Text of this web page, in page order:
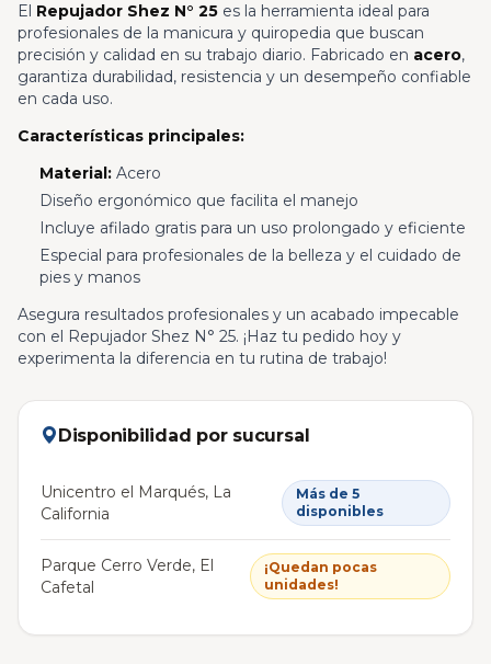
El Repujador Shez N° 25 es la herramienta ideal para
profesionales de la manicura y quiropedia que buscan
precisión y calidad en su trabajo diario. Fabricado en acero,
garantiza durabilidad, resistencia y un desempeño confiable
en cada uso.
Características principales:
Material:Acero
Diseño ergonómico que facilita el manejo
Incluye afilado gratis para un uso prolongado y eficiente
Especial para profesionales de la belleza y el cuidado de
pies y manos
Asegura resultados profesionales y un acabado impecable
con el Repujador Shez N° 25. ¡Haz tu pedido hoy y
experimenta la diferencia en tu rutina de trabajo!
Disponibilidad por sucursal
Unicentro el Marqués, La
California
Más de 5
disponibles
Parque Cerro Verde, El
Cafetal
¡Quedan pocas
unidades!